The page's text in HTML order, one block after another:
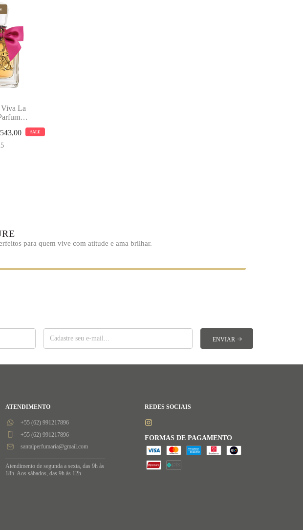
La
Feminino
543,00 SALE
para quem vive com atitude e ama brilhar.
ATENDIMENTO
+55 (62) 991217896
+55 (62) 991217896
santalperfumaria@gmail.com
Atendimento de segunda a sexta, das 9h às
18h. Aos sábados, das 9h às 12h.
REDES SOCIAIS
FORMAS DE PAGAMENTO